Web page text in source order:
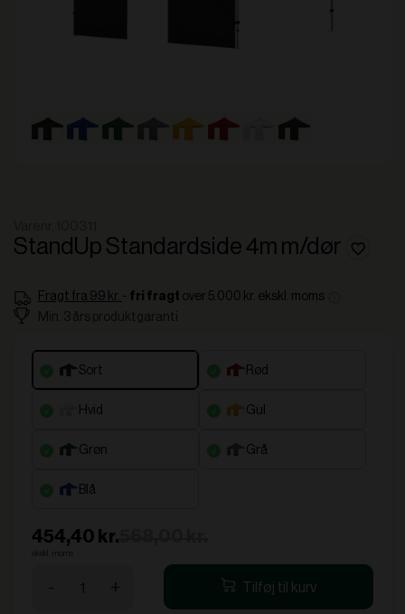
StandUp Standardside 4m m/dør
Fragt fra 99 kr. - fri fragt over 5.000 kr. ekskl. moms
Min. 3 års produktgaranti
sort rød
hvid gul
grøn grå
blå
454,40 kr.
Standardside
- +
Tilføj til kurv